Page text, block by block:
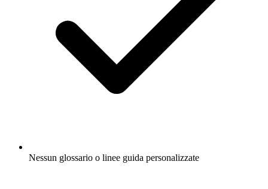
Nessun glossario o linee guida personalizzate